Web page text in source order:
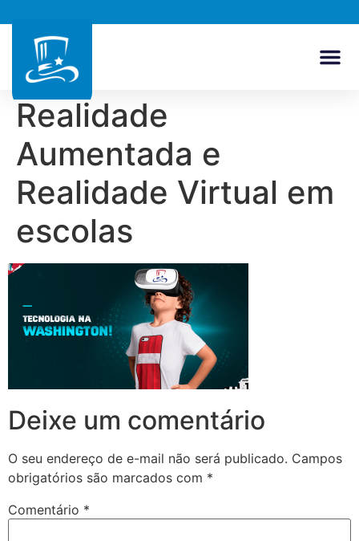
Realidade
Aumentada e
Realidade Virtual em
escolas
Deixe um comentário
O seu endereço de e-mail não será publicado. Campos
obrigatórios são marcados com *
Comentário *